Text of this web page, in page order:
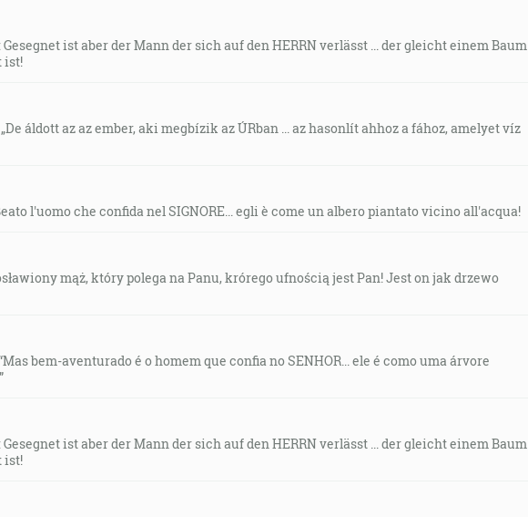
Gesegnet ist aber der Mann der sich auf den HERRN verlässt ... der gleicht einem Baum
ist!
áldott az az ember, aki megbízik az ÚRban ... az hasonlít ahhoz a fához, amelyet víz
l'uomo che confida nel SIGNORE... egli è come un albero piantato vicino all'acqua!
mąż, który polega na Panu, krórego ufnością jest Pan! Jest on jak drzewo
bem-aventurado é o homem que confia no SENHOR... ele é como uma árvore
Gesegnet ist aber der Mann der sich auf den HERRN verlässt ... der gleicht einem Baum
ist!